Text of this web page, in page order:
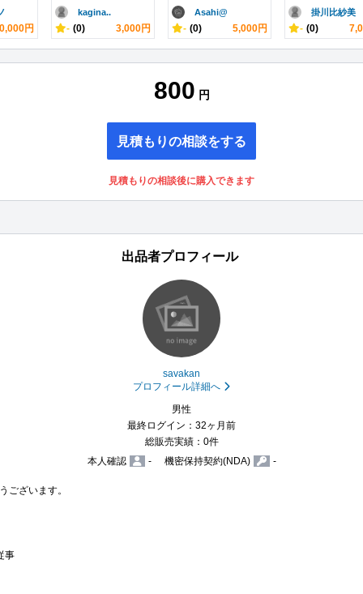
円
kagina..
- (0) 3,000円
Asahi@
- (0) 5,000円
掛川比紗美
- (0)
800 円
見積もりの相談をする
見積もりの相談後に購入できます
出品者プロフィール
savakan
プロフィール詳細へ
男性
最終ログイン：32ヶ月前
総販売実績：0件
本人確認
- 機密保持契約(NDA) -
ございます。
事